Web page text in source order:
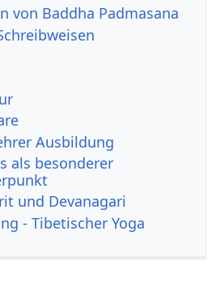
von Baddha Padmasana
Ausbildung
als besonderer
und Devanagari
- Tibetischer Yoga